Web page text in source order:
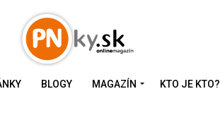
BLOGY MAGAZÍN KTO JE KTO?